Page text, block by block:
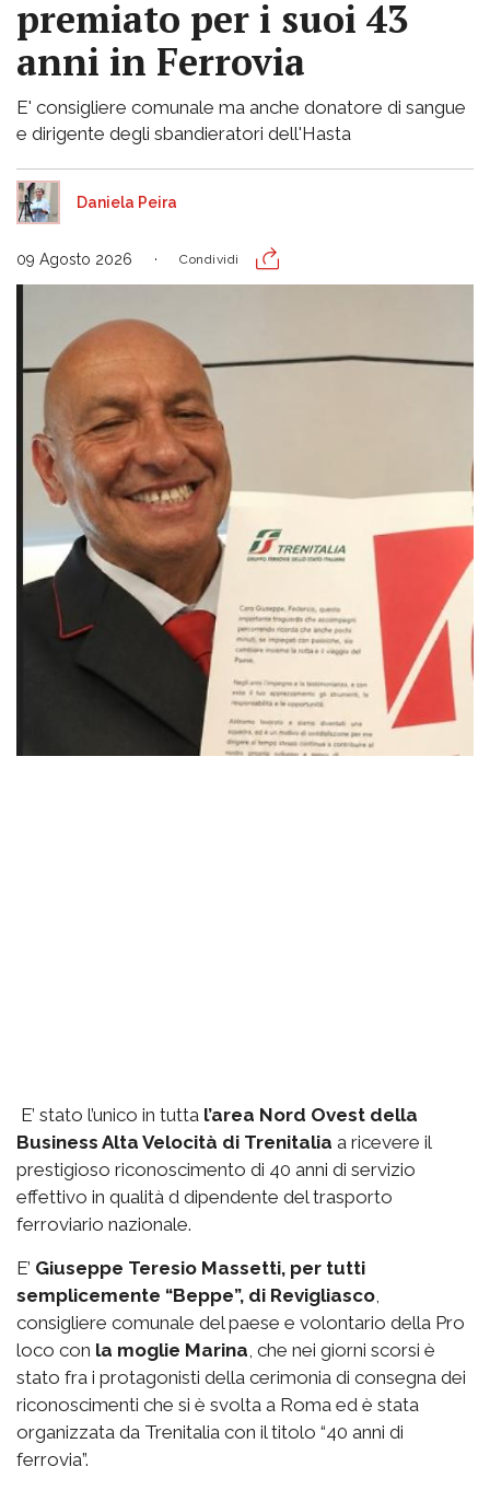
premiato per i suoi 43
anni in Ferrovia
E' consigliere comunale ma anche donatore di sangue
e dirigente degli sbandieratori dell'Hasta
Daniela Peira
09 Agosto 2026 Condividi
E’ stato l’unico in tutta l’area Nord Ovest della
Business Alta Velocità di Trenitalia a ricevere il
prestigioso riconoscimento di 40 anni di servizio
effettivo in qualità d dipendente del trasporto
ferroviario nazionale.
E’ Giuseppe Teresio Massetti, per tutti
semplicemente “Beppe”, di Revigliasco
consigliere comunale del paese e volontario della Pro
loco con la moglie Marina , che nei giorni scorsi è
stato fra i protagonisti della cerimonia di consegna dei
riconoscimenti che si è svolta a Roma ed è stata
organizzata da Trenitalia con il titolo “40 anni di
ferrovia”.